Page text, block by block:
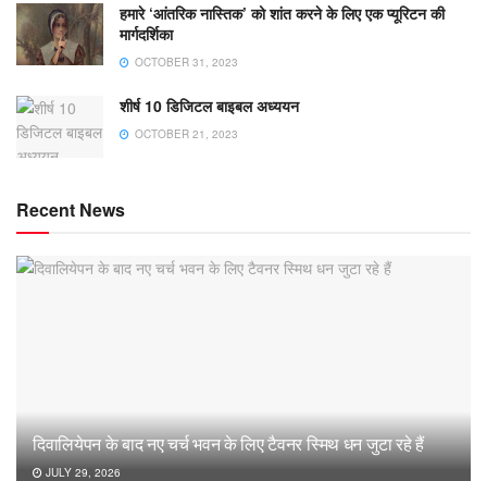
हमारे ‘आंतरिक नास्तिक’ को शांत करने के लिए एक प्यूरिटन की
मार्गदर्शिका
OCTOBER 31, 2023
शीर्ष 10 डिजिटल बाइबल अध्ययन
OCTOBER 21, 2023
Recent News
दिवालियेपन के बाद नए चर्च भवन के लिए टैवनर स्मिथ धन जुटा रहे हैं
JULY 29, 2026